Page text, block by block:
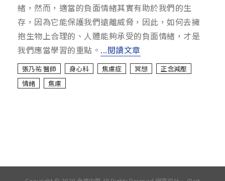
緒，然而，適當的負面情緒其實有助於我們的生
存，因為它能保護我們遠離威脅，因此，如何去擁
抱生物上合理的、人體能夠承受的負面情緒，才是
我們應當學習的重點。 ...閱讀文章
張乃祐 醫師 身心科 焦慮症 冥想
正念減壓
情緒
焦慮